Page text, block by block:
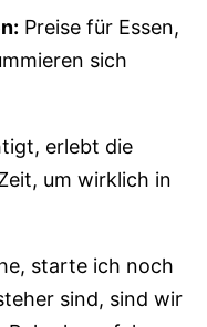
Preise für Essen,
sich
erlebt die
um wirklich in
starte ich noch
sind, sind wir